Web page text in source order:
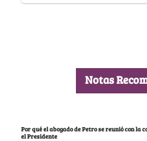
Notas
Por qué el abogado de Petro se reunió con la
el Presidente